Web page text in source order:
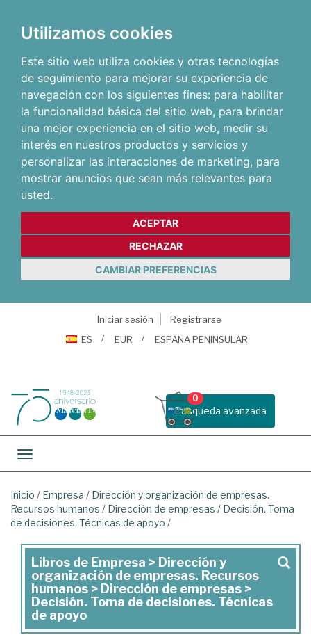
Utilizamos cookies
Este sitio web utiliza cookies y otras tecnologías
de seguimiento para mejorar su experiencia de
navegación con los siguientes fines: para habilitar
la funcionalidad básica del sitio web, para brindar
una mejor experiencia en el sitio web, medir su
interés en nuestros productos y servicios y
personalizar las interacciones de marketing, para
mostrar anuncios que sean más relevantes para
usted.
ACEPTAR
RECHAZAR
CAMBIAR PREFERENCIAS
Iniciar sesión
Registrarse
ES
EUR ESPAÑA PENINSULAR
Busqueda avanzada
0
Toggle navigation
Inicio / Empresa / Dirección y organización de empresas.
Recursos humanos / Dirección de empresas / Decisión. Toma
de decisiones. Técnicas de apoyo /
Libros
de
Empresa
>
Libros de Empresa > Dirección y
organización de empresas. Recursos
humanos > Dirección de empresas >
Decisión. Toma de decisiones. Técnicas
de apoyo